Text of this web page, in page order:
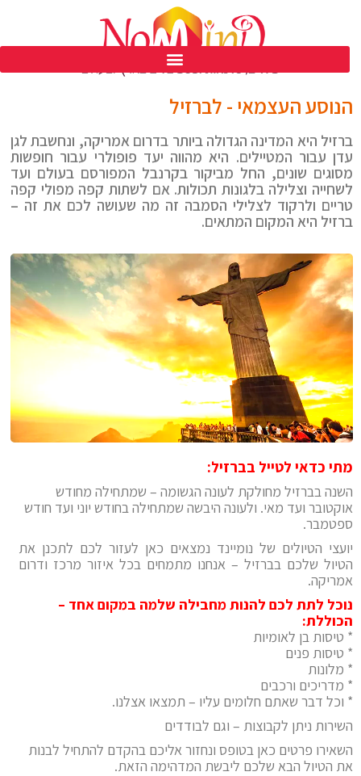
הנוסע העצמאי - לברזיל
ברזיל היא המדינה הגדולה ביותר בדרום אמריקה, ונחשבת לגן
עדן עבור המטיילים. היא מהווה יעד פופולרי עבור חופשות
מסוגים שונים, החל מביקור בקרנבל המפורסם בעולם ועד
לשחייה וצלילה בלגונות תכולות. אם לשתות קפה מפולי קפה
טריים ולרקוד לצלילי הסמבה זה מה שעושה לכם את זה –
ברזיל היא המקום המתאים.
מתי כדאי לטייל בברזיל:
השנה בברזיל מחולקת לעונה הגשומה – שמתחילה מחודש
אוקטובר ועד מאי. ולעונה היבשה שמתחילה בחודש יוני ועד חודש
ספטמבר.
יועצי הטיולים של נומיינד נמצאים כאן לעזור לכם לתכנן את
הטיול שלכם בברזיל – אנחנו מתמחים בכל איזור מרכז ודרום
אמריקה.
נוכל לתת לכם להנות מחבילה שלמה במקום אחד –
הכוללת:
* טיסות בן לאומיות
* טיסות פנים
* מלונות
* מדריכים ורכבים
* וכל דבר שאתם חלומים עליו – תמצאו אצלנו.
השירות ניתן לקבוצות – וגם לבודדים
השאירו פרטים כאן בטופס ונחזור אליכם בהקדם להתחיל לבנות
את הטיול הבא שלכם ליבשת המדהימה הזאת.